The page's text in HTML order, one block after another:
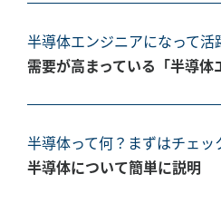
半導体エンジニアになって活
需要が高まっている「半導体
半導体って何？まずはチェッ
半導体について簡単に説明